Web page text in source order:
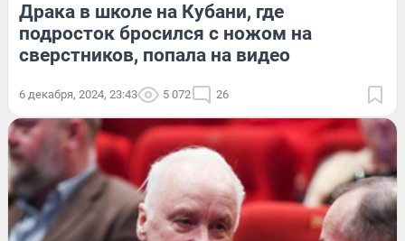
Драка в школе на Кубани, где
подросток бросился с ножом на
сверстников, попала на видео
6 декабря, 2024, 23:43 5 072 26